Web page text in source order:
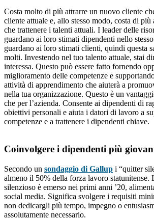
Costa molto di più attrarre un nuovo cliente
cliente attuale e, allo stesso modo, costa di
che trattenere i talenti attuali. I leader delle
guardano ai loro stimati dipendenti nello
guardano ai loro stimati clienti, quindi questa
molti. Investendo nel tuo talento attuale, stai
interessa. Questo può essere fatto fornendo
miglioramento delle competenze e
attività di apprendimento che aiuterà a
nella tua organizzazione. Questo è un
che per l’azienda. Consente ai dipendenti di
obiettivi personali e aiuta i datori di lavoro a
competenze e a trattenere i dipendenti chiave.
Coinvolgere i dipendenti più
Secondo un sondaggio di Gallup i “quitter
almeno il 50% della forza lavoro statunitense.
silenzioso è emerso nei primi anni ’20,
social media. Significa svolgere i requisiti
non dedicargli più tempo, impegno o
assolutamente necessario.